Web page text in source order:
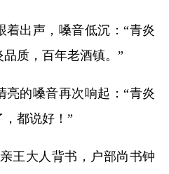
着出声，嗓音低沉：“青炎
质，百年老酒镇。”
亮的嗓音再次响起：“青炎
都说好！”
王大人背书，户部尚书钟